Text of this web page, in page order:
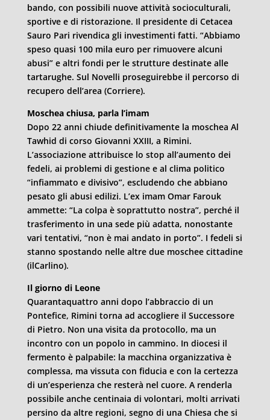
bando, con possibili nuove attività socioculturali,
sportive e di ristorazione. Il presidente di Cetacea
Sauro Pari rivendica gli investimenti fatti. “Abbiamo
speso quasi 100 mila euro per rimuovere alcuni
abusi” e altri fondi per le strutture destinate alle
tartarughe. Sul Novelli proseguirebbe il percorso di
recupero dell’area (Corriere).
Moschea chiusa, parla l’imam
Dopo 22 anni chiude definitivamente la moschea Al
Tawhid di corso Giovanni XXIII, a Rimini.
L’associazione attribuisce lo stop all’aumento dei
fedeli, ai problemi di gestione e al clima politico
“infiammato e divisivo”, escludendo che abbiano
pesato gli abusi edilizi. L’ex imam Omar Farouk
ammette: “La colpa è soprattutto nostra”, perché il
trasferimento in una sede più adatta, nonostante
vari tentativi, “non è mai andato in porto”. I fedeli si
stanno spostando nelle altre due moschee cittadine
(ilCarlino).
Il giorno di Leone
Quarantaquattro anni dopo l’abbraccio di un
Pontefice, Rimini torna ad accogliere il Successore
di Pietro. Non una visita da protocollo, ma un
incontro con un popolo in cammino. In diocesi il
fermento è palpabile: la macchina organizzativa è
complessa, ma vissuta con fiducia e con la certezza
di un’esperienza che resterà nel cuore. A renderla
possibile anche centinaia di volontari, molti arrivati
persino da altre regioni, segno di una Chiesa che si